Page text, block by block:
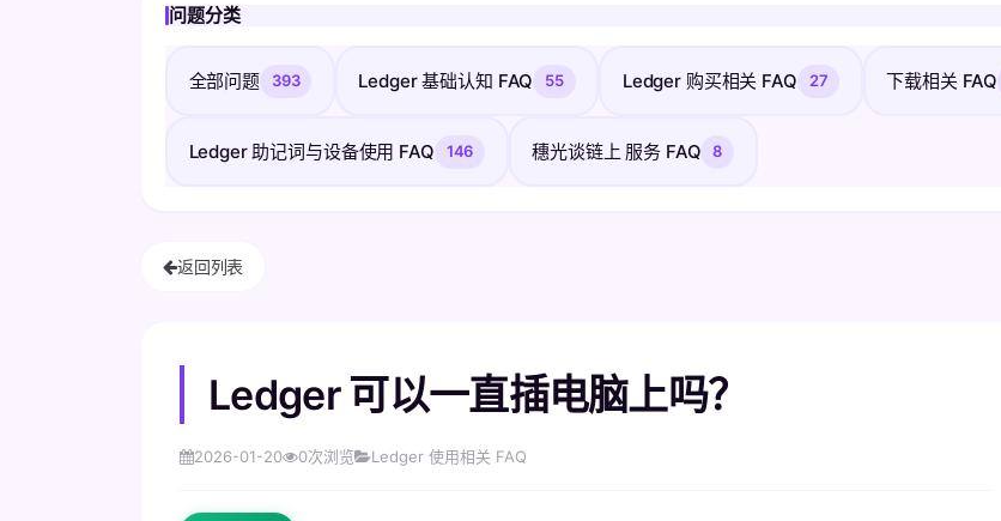
问题分类
全部问题 393 Ledger 基础认知 FAQ 55 Ledger 购买相关 FAQ 27 下载相关 FAQ
Ledger 助记词与设备使用 FAQ 146 穗光谈链上 服务 FAQ 8
返回列表
Ledger 可以一直插电脑上吗？
2026-01-20 0次浏览 Ledger 使用相关 FAQ